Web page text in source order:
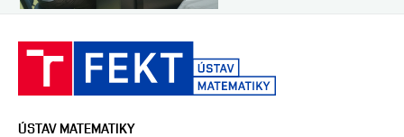
ÚSTAV MATEMATIKY